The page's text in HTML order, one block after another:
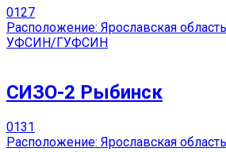
0127
Расположение: Ярославская
УФСИН/ГУФСИН
СИЗО-2 Рыбинск
0131
Расположение: Ярославская